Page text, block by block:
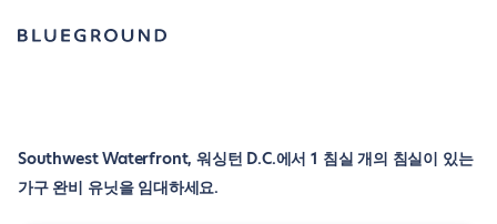
Southwest Waterfront, 워싱턴 D.C.에서 1 침실 개의 침실이 있는
가구 완비 유닛을 임대하세요.